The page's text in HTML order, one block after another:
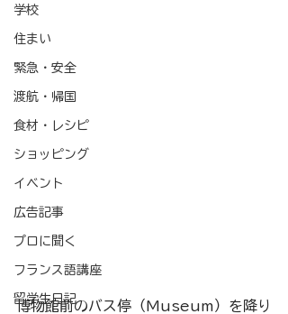
学校
住まい
緊急・安全
渡航・帰国
食材・レシピ
ショッピング
イベント
広告記事
プロに聞く
フランス語講座
留学生日記
博物館前のバス停（Museum）を降り